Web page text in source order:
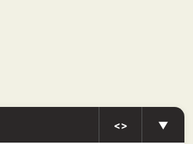
<> ▼